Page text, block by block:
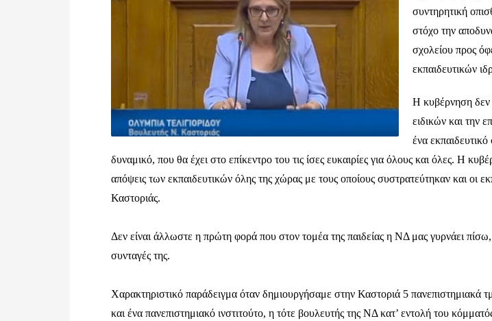
συντηρητική
στόχο την
σχολείου προς
εκπαιδευτικών
Η κυβέρνηση
ειδικών και την
ένα
δυναμικό, που θα έχει στο επίκεντρο του τις ίσες ευκαιρίες για όλους και όλες. Η
απόψεις των εκπαιδευτικών όλης της χώρας με τους οποίους συστρατεύτηκαν και οι
Καστοριάς.
Δεν είναι άλλωστε η πρώτη φορά που στον τομέα της παιδείας η ΝΔ μας γυρνάει πίσω,
συνταγές της.
Χαρακτηριστικό παράδειγμα όταν δημιουργήσαμε στην Καστοριά 5 πανεπιστημιακά
και ένα πανεπιστημιακό ινστιτούτο, η τότε βουλευτής της ΝΔ κατ’ εντολή του